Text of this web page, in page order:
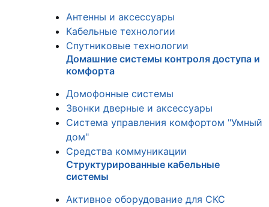
Антенны и аксессуары
Кабельные технологии
Спутниковые технологии
Домашние системы контроля доступа и
комфорта
Домофонные системы
Звонки дверные и аксессуары
Система управления комфортом "Умный
дом"
Средства коммуникации
Структурированные кабельные
системы
Активное оборудование для СКС